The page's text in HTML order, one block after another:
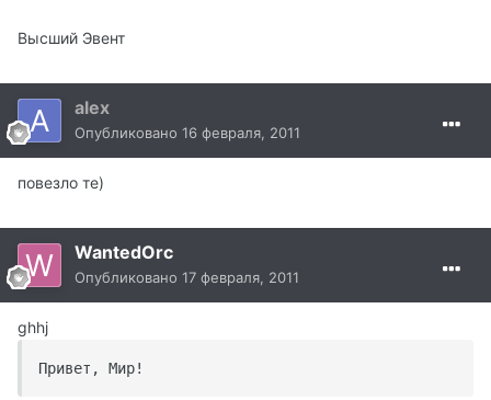
Высший Эвент
alex
Опубликовано 16 февраля, 2011
повезло те)
WantedOrc
Опубликовано 17 февраля, 2011
ghhj
Привет, Мир!